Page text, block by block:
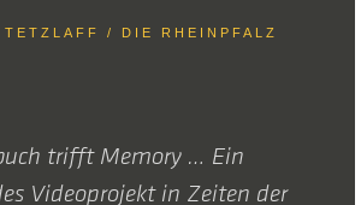
TETZLAFF / DIE RHEINPFALZ
trifft Memory … Ein
Videoprojekt in Zeiten der